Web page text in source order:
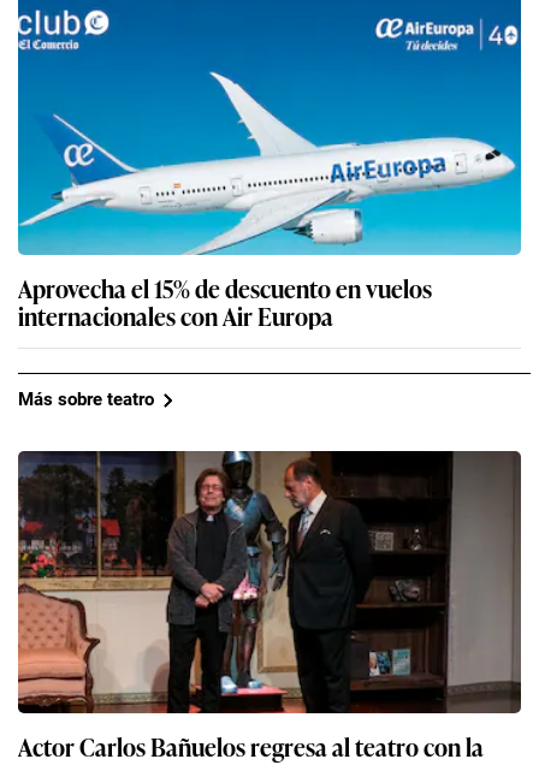
Aprovecha el 15% de descuento en vuelos
internacionales con Air Europa
Más sobre teatro
Actor Carlos Bañuelos regresa al teatro con la